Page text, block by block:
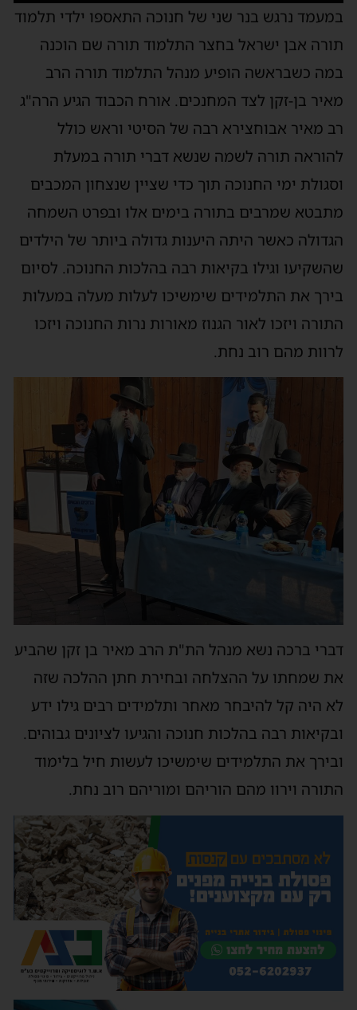
במעמד נרגש בנר שני של חנוכה התאספו ילדי תלמוד
תורה אבן ישראל בחצר התלמוד תורה שם הוכנה
במה כשבראשה הופיע מנהל התלמוד תורה הרב
מאיר בן-זקן לצד המחנכים. אורח הכבוד הגיע הרה"ג
רב מאיר אבוחצירא רבה של הסיטי וראש כולל
להוראה תורה לשמה שנשא דברי תורה במעלת
וסגולת ימי החנוכה תוך כדי שציין שנצחון המכבים
מתבטא שמרבים בתורה בימים אלו ובפרט השמחה
הגדולה כאשר היתה היענות גדולה ביותר של הילדים
שהשקיעו וגילו בקיאות רבה בהלכות החנוכה. לסיום
בירך את התלמידים שימשיכו לעלות מעלה במעלות
התורה ויזכו לאור הגנוז מאורות נרות החנוכה ויזכו
לרוות מהם רוב נחת.
דברי ברכה נשא מנהל הת"ת הרב מאיר בן זקן שהביע
את שמחתו על ההצלחה ובחירת חתן ההלכה שזה
לא היה קל להיבחר מאחר ותלמידים רבים גילו ידע
ובקיאות רבה בהלכות חנוכה והגיעו לציונים גבוהים.
ובירך את התלמידים שימשיכו לעשות חיל בלימוד
התורה וירוו מהם הוריהם ומוריהם רוב נחת.